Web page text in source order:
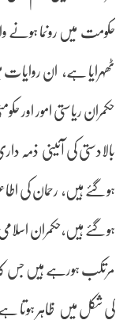
حکومت میں رونما ہونے
ٹھہرایا ہے، ان روایات
حکمران ریاستی امور
بالادستی کی آئینی
ہوگئے ہیں، رحمان کی
ہوگئے ہیں،حکمران
مرتکب ہورہے ہیں جس کا
کی شکل میں ظاہر ہوتا